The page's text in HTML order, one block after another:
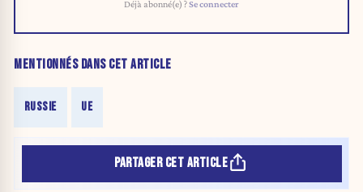
Déjà abonné(e) ?Se connecter
MENTIONNÉS DANS CET ARTICLE
RUSSIE UE
PARTAGER CET ARTICLE